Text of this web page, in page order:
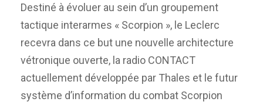
Destiné à évoluer au sein d’un groupement
tactique interarmes « Scorpion », le Leclerc
recevra dans ce but une nouvelle architecture
vétronique ouverte, la radio CONTACT
actuellement développée par Thales et le futur
système d’information du combat Scorpion